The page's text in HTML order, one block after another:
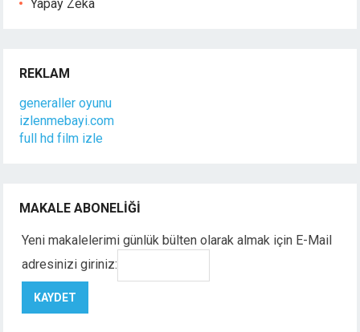
Yapay Zeka
REKLAM
generaller oyunu
izlenmebayi.com
full hd film izle
MAKALE ABONELIĞI
Yeni makalelerimi günlük bülten olarak almak için E-Mail
adresinizi giriniz: